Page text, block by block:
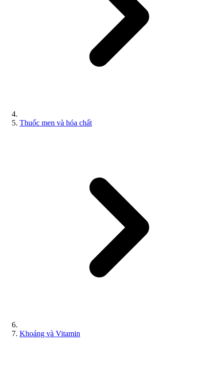
Thuốc men và hóa chất
Khoáng và Vitamin